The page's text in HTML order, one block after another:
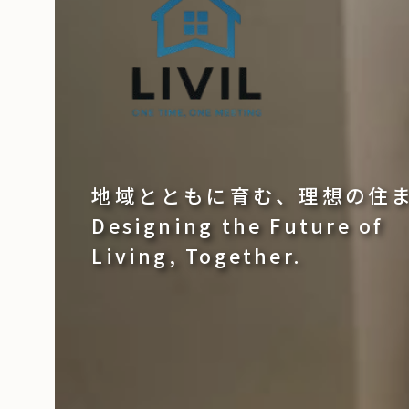
地域とともに育む、理想の住
Designing the Future of
Living, Together.